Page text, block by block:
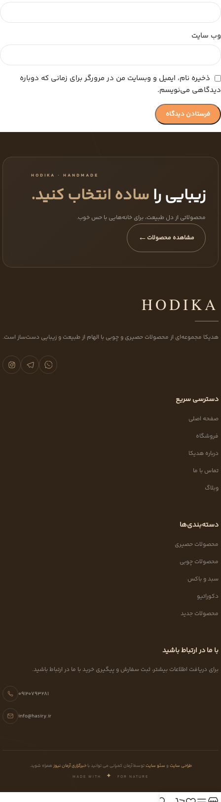
وب‌ سایت
ذخیره نام، ایمیل و وبسایت من در مرورگر برای زمانی که دوباره
دیدگاهی می‌نویسم.
HODIKA · HANDMADE
زیبایی را ساده انتخاب کنید.
محصولاتی از دل طبیعت، برای خانه‌هایی با حس خوب.
مشاهده محصولات ←
HODIKA
هدیکا مجموعه‌ای از محصولات حصیری و چوبی با الهام از طبیعت و زیبایی دست‌ساز است.
دسترسی سریع
صفحه اصلی
فروشگاه
درباره هدیکا
تماس با ما
وبلاگ
دسته‌بندی‌ها
محصولات حصیری
محصولات چوبی
سبد و باکس
دکوراتیو
محصولات جدید
با ما در ارتباط باشید
برای دریافت اطلاعات بیشتر، ثبت سفارش و پیگیری خرید با ما در ارتباط باشید.
09120793281
info@hasiry.ir
طراحی سایت و سئو سایتتوسط آرمان کمپانی می توانید باخبرگزاری آرمان نیوز همراه شوید.
MADE WITH ✦ FOR NATURE